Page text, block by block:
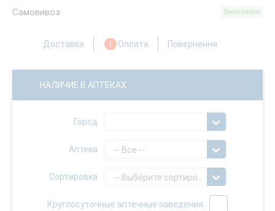
Самовивоз Бесплатно
Доставка Оплата Повернення
НАЛИЧИЕ В АПТЕКАХ
Город
Аптека -- Все --
Сортировка
Круглосуточные аптечные заведения